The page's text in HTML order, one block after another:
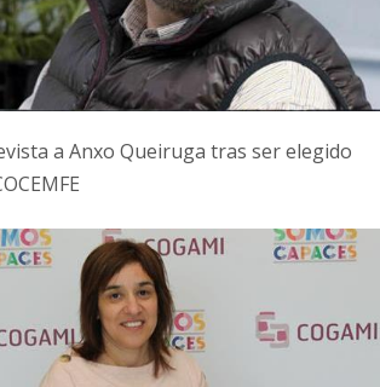
a Anxo Queiruga tras ser elegido